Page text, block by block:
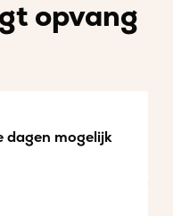
opvang
dagen mogelijk